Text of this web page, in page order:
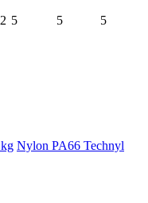
5 5 5
Nylon PA66 Technyl